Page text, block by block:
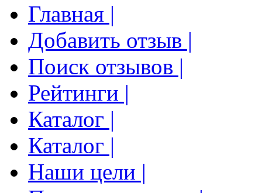
Главная |
Добавить отзыв |
Поиск отзывов |
Рейтинги |
Каталог |
Каталог |
Наши цели |